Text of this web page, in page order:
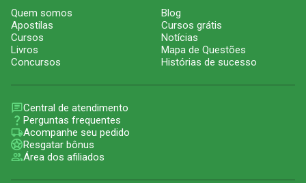
Quem somos
Apostilas
Cursos
Livros
Concursos
Blog
Cursos grátis
Notícias
Mapa de Questões
Histórias de sucesso
Central de atendimento
Perguntas frequentes
Acompanhe seu pedido
Resgatar bônus
Área dos afiliados